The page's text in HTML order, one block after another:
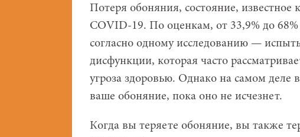
Потеря обоняния, состояние,
COVID-19. По оценкам, от 33,9% до
согласно одному исследованию —
дисфункции, которая часто
угроза здоровью. Однако на самом деле
ваше обоняние, пока оно не исчезнет.
Когда вы теряете обоняние, вы также